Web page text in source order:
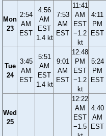
Mon
23
2:54
AM
EST
4:56
AM
EST
1.4 kt
7:53
AM
EST
11:41
AM
EST
−1.2
kt
4:11
PM
EST
Tue
24
3:45
AM
EST
5:51
AM
EST
1.4 kt
9:01
AM
EST
12:48
PM
EST
−1.2
kt
5:24
PM
EST
Wed
25
12:22
AM
EST
−1.5
4:40
AM
EST